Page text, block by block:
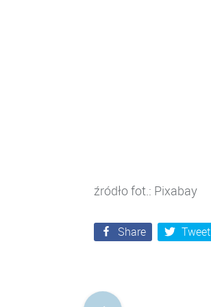
źródło fot.: Pixabay
Share Tweet